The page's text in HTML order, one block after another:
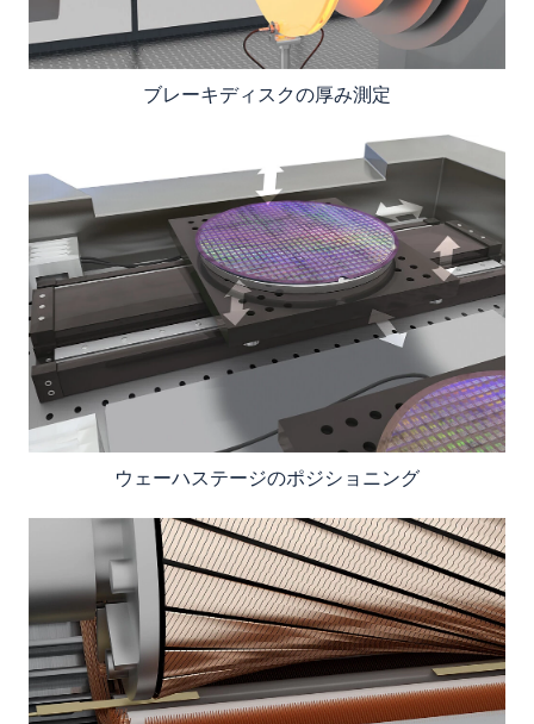
ブレーキディスクの厚み測定
ウェーハステージのポジショニング